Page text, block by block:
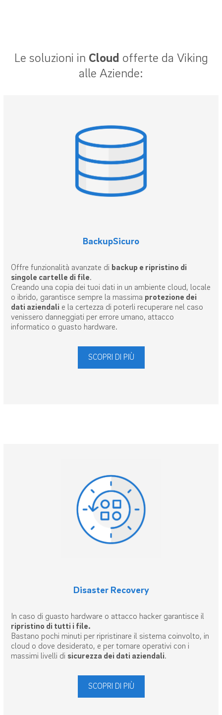
Le soluzioni in Cloud offerte da Viking
alle Aziende:
BackupSicuro
Offre funzionalità avanzate di backup e ripristino di
singole cartelle di file.
Creando una copia dei tuoi dati in un ambiente cloud, locale
o ibrido, garantisce sempre la massima protezione dei
dati aziendali e la certezza di poterli recuperare nel caso
venissero danneggiati per errore umano, attacco
informatico o guasto hardware.
SCOPRI DI PIÙ
Disaster Recovery
In caso di guasto hardware o attacco hacker garantisce il
ripristino di tutti i file.
Bastano pochi minuti per ripristinare il sistema coinvolto, in
cloud o dove desiderato, e per tornare operativi con i
massimi livelli di sicurezza dei dati aziendali.
SCOPRI DI PIÙ